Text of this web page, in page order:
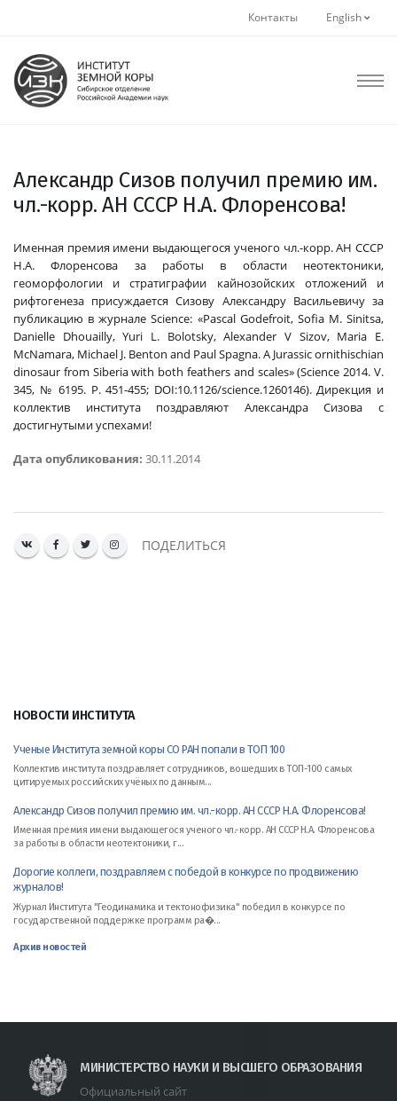
Контакты English
НОВОСТИ ИНСТИТУТА
Ученые Института земной коры СО РАН попали в ТОП 100
Коллектив института поздравляет сотрудников, вошедших в ТОП-100 самых
цитируемых российских учёных по данным...
Александр Сизов получил премию им. чл.-корр. АН СССР Н.А. Флоренсова!
Именная премия имени выдающегося ученого чл.-корр. АН СССР Н.А. Флоренсова
за работы в области неотектоники, г...
Дорогие коллеги, поздравляем с победой в конкурсе по продвижению
журналов!
Журнал Института "Геодинамика и тектонофизика" победил в конкурсе по
государственной поддержке программ ра�...
Архив новостей
Александр Сизов получил премию им.
чл.-корр. АН СССР Н.А. Флоренсова!
Именная премия имени выдающегося ученого чл.-корр. АН СССР
Н.А. Флоренсова за работы в области неотектоники,
геоморфологии и стратиграфии кайнозойских отложений и
рифтогенеза присуждается Cизову Александру Васильевичу за
публикацию в журнале Science: «Pascal Godefroit, Sofia M. Sinitsa,
Danielle Dhouailly, Yuri L. Bolotsky, Alexander V Sizov, Maria E.
McNamara, Michael J. Benton and Paul Spagna. A Jurassic ornithischian
dinosaur from Siberia with both feathers and scales» (Science 2014. V.
345, № 6195. P. 451-455; DOI:10.1126/science.1260146). Дирекция и
коллектив института поздравляют Александра Сизова с
достигнутыми успехами!
Дата опубликования: 30.11.2014
ПОДЕЛИТЬСЯ
МИНИСТЕРСТВО НАУКИ И ВЫСШЕГО ОБРАЗОВАНИЯ
Официальный сайт